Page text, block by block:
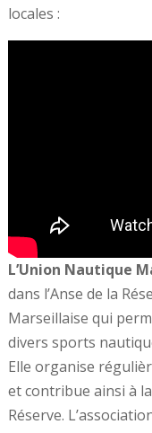
locales :
L’Union Nautique
dans l’Anse de la
Marseillaise qui
divers sports
Elle organise
et contribue ainsi à
Réserve.